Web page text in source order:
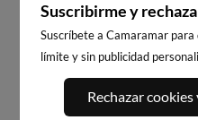
PORT ANDRATX
1km · Andratx
Suscribirme y
Suscríbete a Camaramar
límite y sin publicidad
Rechazar